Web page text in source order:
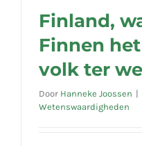
Finland,
Finnen
volk ter
Door Hanneke Joossen |
Wetenswaardigheden